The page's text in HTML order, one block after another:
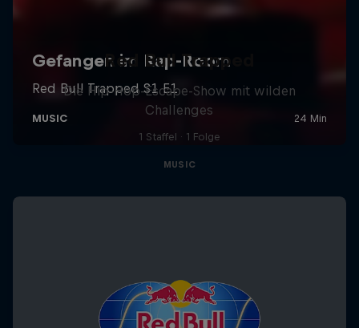
Red Bull Trapped
Die Hip-Hop-Escape-Show mit wilden
Challenges
1 Staffel · 1 Folge
MUSIC